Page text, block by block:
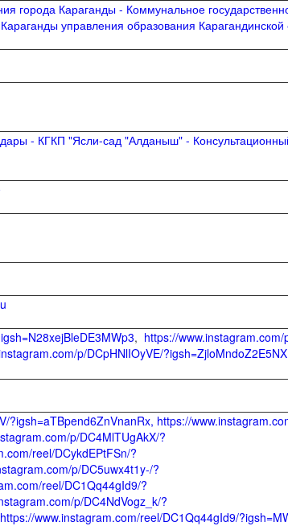
города Караганды - Коммунальное
управления образования Карагандинской
- КГКП "Ясли-сад "Алданыш" -
, https://
p/DCpHNlIOyVE/
?igsh=aTBpend6ZnVnanRx, https://
p/DC4MlTUgAkX/?
reel/DCykdEPtFSn/?
p/DC5uwx4t1y-/?
reel/DC1Qq44gId9/?
p/DC4NdVogz_k/?
www.instagram.com/reel/DC1Qq44gId9/